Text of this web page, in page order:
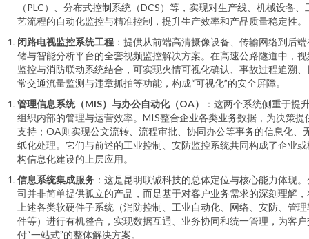
（PLC）、分布式控制系统（DCS）等，实现对生产线、机械设备、
艺流程的自动化监控与精准控制，提升生产效率和产品质量稳定性。
闭路电视监控系统工程 ：提供从前端高清摄像设备、传输网络到后
储与智能分析平台的全套视频监控解决方案。在高速公路隧道中，视
监控与消防联动系统结合，可实现火情可视化确认、事故过程追溯、
常交通流量监测与违章抓拍等功能，构成“可视化”的安全屏障。
管理信息系统（MIS）与办公自动化（OA）
：这两个系统侧重于提
组织内部的管理与运营效率。MIS整合企业各类业务数据，为决策提
支持；OA则实现公文流转、流程审批、协同办公等事务的信息化、
纸化处理。它们与前述的工业控制、安防监控系统共同构成了企业或
构信息化建设的上层应用。
信息系统集成服务 ：这是昆明联诚科技的总体定位与核心能力体现
司并非简单提供孤立的产品，而是基于对客户业务需求的深刻理解，
上述各类软硬件子系统（消防控制、工业自动化、网络、安防、管理
件等）进行有机整合，实现数据互通、业务协同和统一管理，为客户
付“一站式”的整体解决方案。